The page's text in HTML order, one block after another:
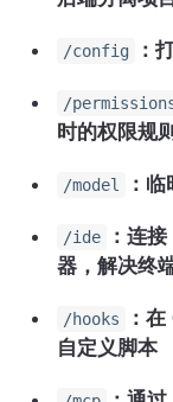
/config ：
/
时的权限规
/model ：
/ide
：连
器，解决终
/hooks
：
自定义脚本